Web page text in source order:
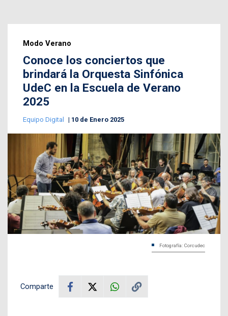
Modo Verano
Conoce los conciertos que
brindará la Orquesta Sinfónica
UdeC en la Escuela de Verano
2025
Equipo Digital 10 de Enero 2025
Fotografía: Corcudec
Comparte